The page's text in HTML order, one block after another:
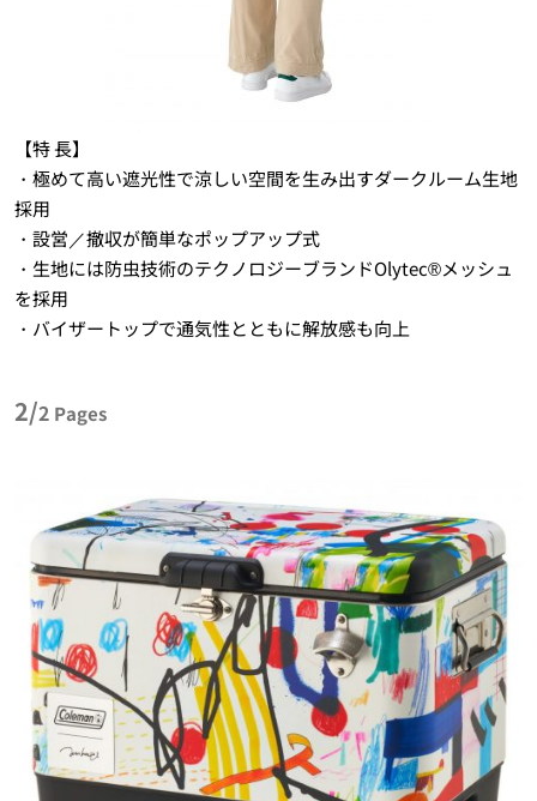
【特 長】
・極めて高い遮光性で涼しい空間を生み出すダークルーム生地
採用
・設営／撤収が簡単なポップアップ式
・生地には防虫技術のテクノロジーブランドOlytec®メッシュ
を採用
・バイザートップで通気性とともに解放感も向上
2/2 Pages